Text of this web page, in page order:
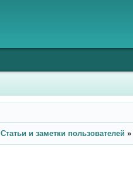
Статьи и заметки пользователей »